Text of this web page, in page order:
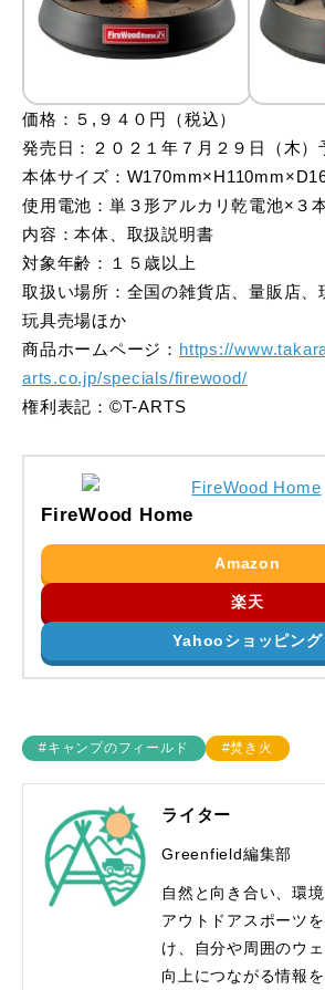
価格：５,９４０円（税込）
発売日：２０２１年７月２９日（木）
本体サイズ：
使用電池：単３形アルカリ乾電池×３
内容：本体、取扱説明書
対象年齢：１５歳以上
取扱い場所：全国の雑貨店、量販店、
玩具売場ほか
商品ホームページ： https://
arts.co.jp/specials/firewood/
権利表記：©T-ARTS
FireWood Home
Amazon
楽天
Yahooショッピング
#キャンプのフィールド #焚き火
ライター
Greenfield編集部
自然と向き合い、環
アウトドアスポーツ
け、自分や周囲のウ
向上につながる情報